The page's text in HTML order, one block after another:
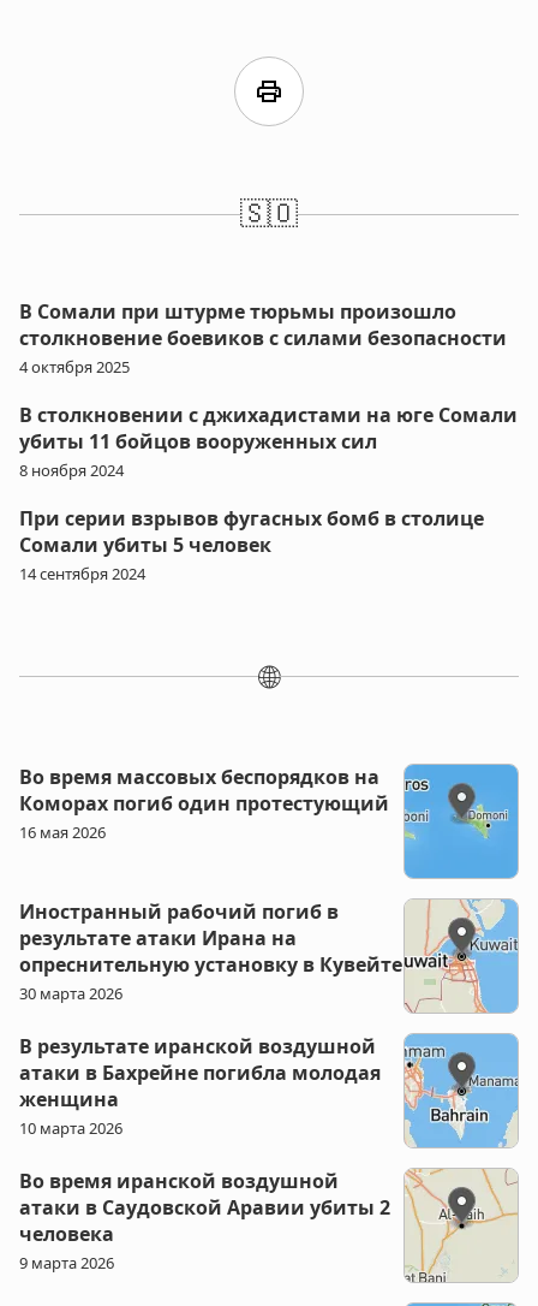
print
🇸🇴
В Сомали при штурме тюрьмы произошло
столкновение боевиков с силами безопасности
4 октября 2025
В столкновении с джихадистами на юге Сомали
убиты 11 бойцов вооруженных сил
8 ноября 2024
При серии взрывов фугасных бомб в столице
Сомали убиты 5 человек
14 сентября 2024
🌐
Во время массовых беспорядков на
Коморах погиб один протестующий
16 мая 2026
Иностранный рабочий погиб в
результате атаки Ирана на
опреснительную установку в Кувейте
30 марта 2026
В результате иранской воздушной
атаки в Бахрейне погибла молодая
женщина
10 марта 2026
Во время иранской воздушной
атаки в Саудовской Аравии убиты 2
человека
9 марта 2026